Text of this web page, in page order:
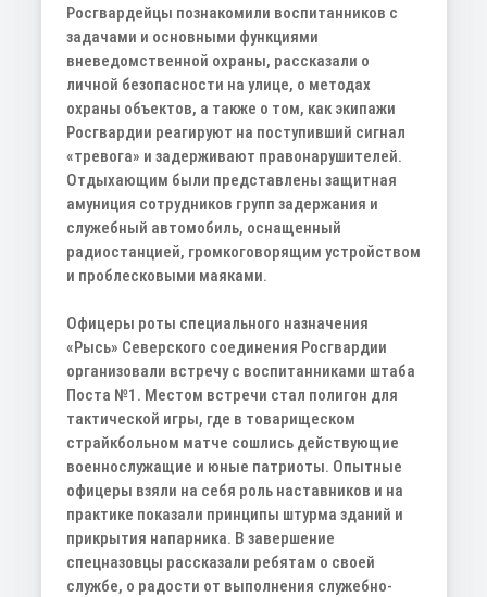
Росгвардейцы познакомили воспитанников с
задачами и основными функциями
вневедомственной охраны, рассказали о
личной безопасности на улице, о методах
охраны объектов, а также о том, как экипажи
Росгвардии реагируют на поступивший сигнал
«тревога» и задерживают правонарушителей.
Отдыхающим были представлены защитная
амуниция сотрудников групп задержания и
служебный автомобиль, оснащенный
радиостанцией, громкоговорящим устройством
и проблесковыми маяками.
Офицеры роты специального назначения
«Рысь» Северского соединения Росгвардии
организовали встречу с воспитанниками штаба
Поста №1. Местом встречи стал полигон для
тактической игры, где в товарищеском
страйкбольном матче сошлись действующие
военнослужащие и юные патриоты. Опытные
офицеры взяли на себя роль наставников и на
практике показали принципы штурма зданий и
прикрытия напарника. В завершение
спецназовцы рассказали ребятам о своей
службе, о радости от выполнения служебно-